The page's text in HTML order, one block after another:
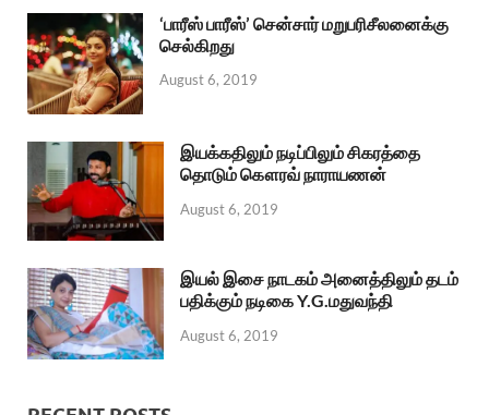
‘பாரீஸ் பாரீஸ்’ சென்சார் மறுபரிசீலனைக்கு
செல்கிறது
August 6, 2019
இயக்கதிலும் நடிப்பிலும் சிகரத்தை
தொடும் கௌரவ் நாராயணன்
August 6, 2019
இயல் இசை நாடகம் அனைத்திலும் தடம்
பதிக்கும் நடிகை Y.G.மதுவந்தி
August 6, 2019